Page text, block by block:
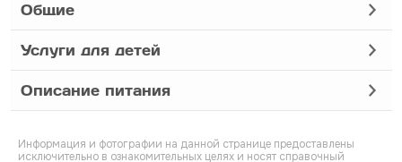
Общие
Услуги для детей
Описание питания
Информация и фотографии на данной странице предоставлены
исключительно в ознакомительных целях и носят справочный